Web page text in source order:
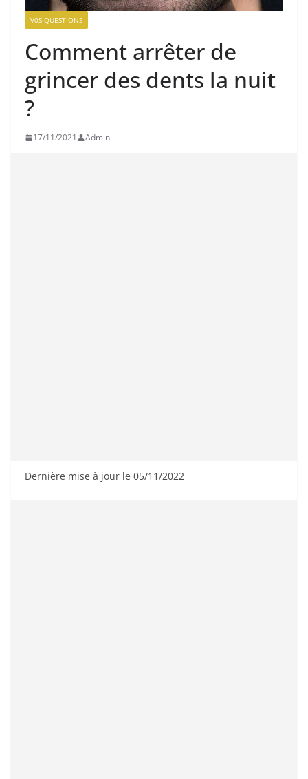
V0S QUESTIONS
Comment arrêter de
grincer des dents la nuit
?
17/11/2021 Admin
Dernière mise à jour le 05/11/2022